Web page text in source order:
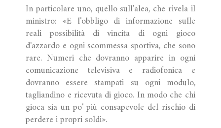
In particolare uno, quello sull'alea, che rivela il
ministro: «E l'obbligo di informazione sulle
reali possibilità di vincita di ogni gioco
d'azzardo e ogni scommessa sportiva, che sono
rare. Numeri che dovranno apparire in ogni
comunicazione televisiva e radiofonica e
dovranno essere stampati su ogni modulo,
tagliandino e ricevuta di gioco. In modo che chi
gioca sia un po' più consapevole del rischio di
perdere i propri soldi».